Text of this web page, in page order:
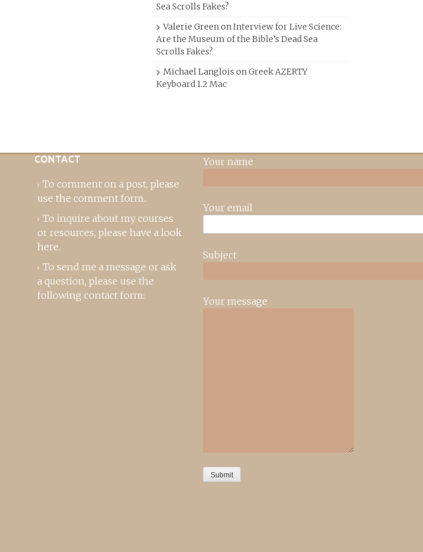
Sea Scrolls Fakes?
Valerie GreenonInterview for Live Science:
Are the Museum of the Bible’s Dead Sea
Scrolls Fakes?
Michael Langlois onGreek AZERTY
Keyboard 1.2 Mac
CONTACT
To comment on a post, please
use the comment form..
To inquire about my courses
or resources, please have a look
here.
To send me a message or ask
a question, please use the
following contact form:
Your name
Your email
Subject
Your message